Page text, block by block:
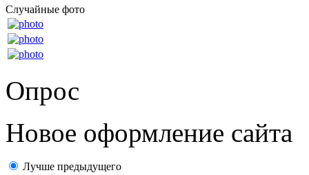
Случайные фото
Опрос
Новое оформление сайта
Лучше предыдущего